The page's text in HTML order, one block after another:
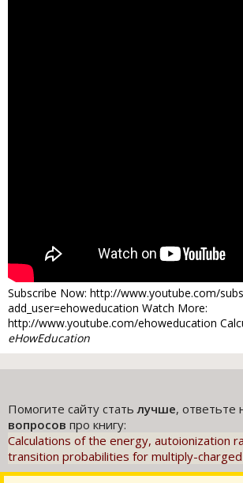
Subscribe Now: http://www.youtube.com/
add_user=ehoweducation Watch More:
http://www.youtube.com/ehoweducation
eHowEducation
Помогите сайту статьлучше, ответьте
вопросов про книгу:
Calculations of the energy, autoionization
transition probabilities for multiply-